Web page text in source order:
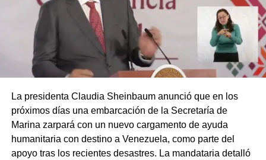
La presidenta Claudia Sheinbaum anunció que en los
próximos días una embarcación de la Secretaría de
Marina zarpará con un nuevo cargamento de ayuda
humanitaria con destino a Venezuela, como parte del
apoyo tras los recientes desastres. La mandataria detalló